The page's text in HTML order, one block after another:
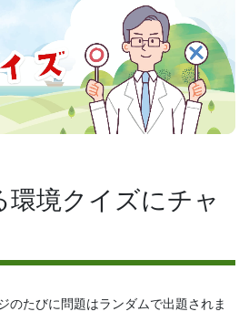
環境クイズにチャ
のたびに問題はランダムで出題されま